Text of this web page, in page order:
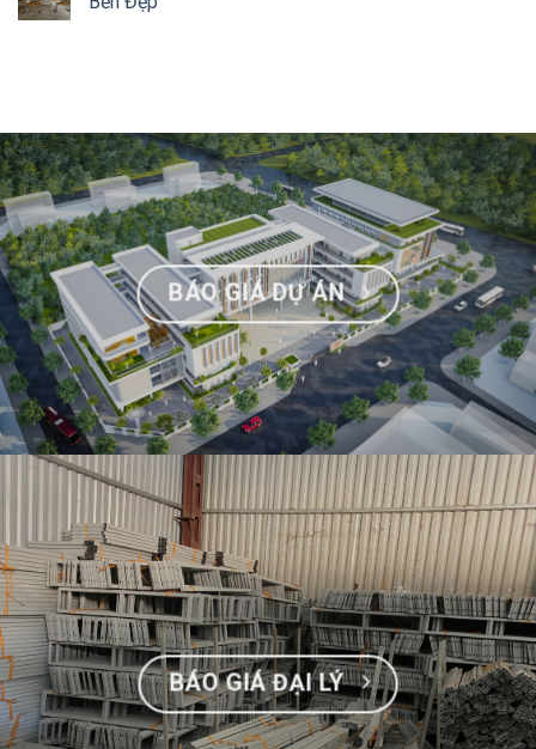
BÁO GIÁ DỰ ÁN
BÁO GIÁ ĐẠI LÝ